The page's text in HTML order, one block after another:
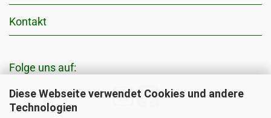
Diese Webseite verwendet Cookies und andere
Technologien
Kontakt
Folge uns auf: